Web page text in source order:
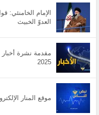
الإمام الخامنئي:
العدوّ الخبيث
2025
موقع المنار